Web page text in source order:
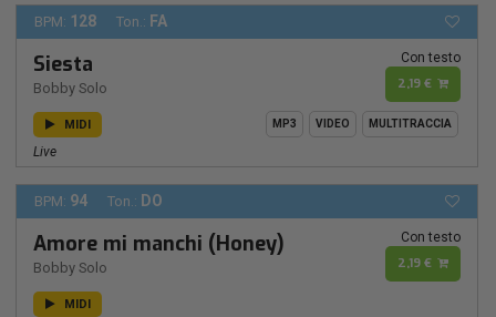
BPM: 128 Ton.: FA
Siesta
Bobby Solo
Con testo
2,19 €
MIDI MP3 VIDEO MULTITRACCIA
Live
BPM: 94 Ton.: DO
Amore mi manchi (Honey)
Bobby Solo
Con testo
2,19 €
MIDI